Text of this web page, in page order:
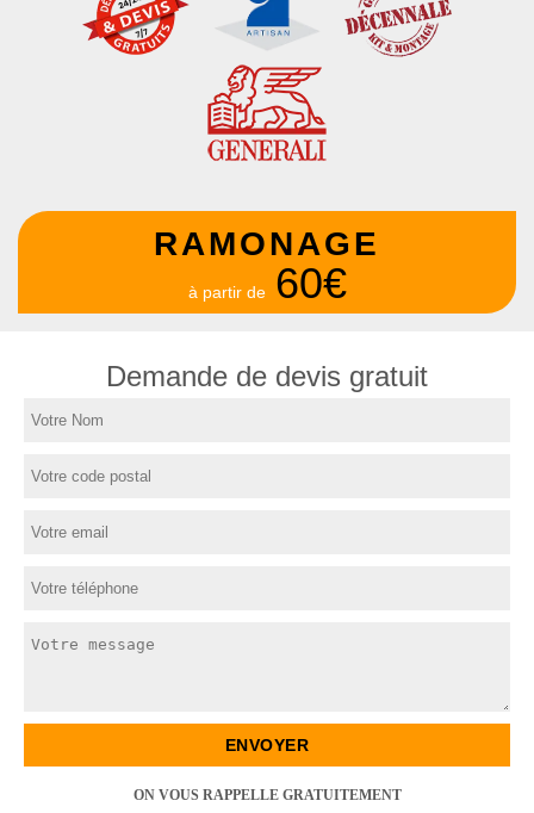
RAMONAGE
à partir de 60€
Demande de devis gratuit
ON VOUS RAPPELLE GRATUITEMENT